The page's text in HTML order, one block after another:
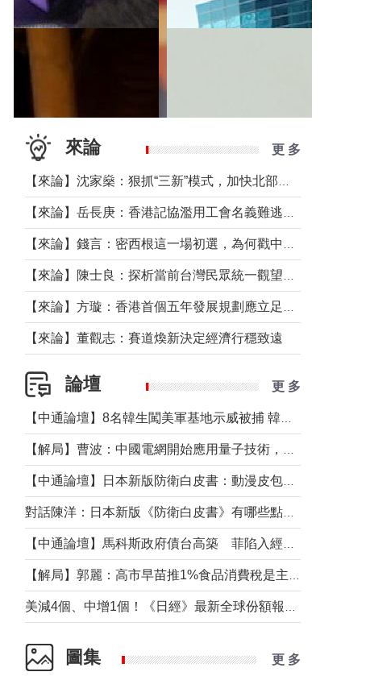
來論 更 多
【來論】董觀志：賽道煥新決定經濟行穩致遠
論壇 更 多
圖集 更 多